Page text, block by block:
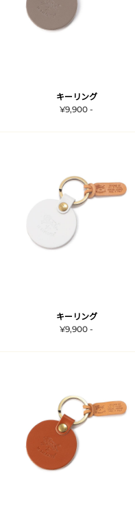
キーリング
¥9,900 -
キーリング
¥9,900 -